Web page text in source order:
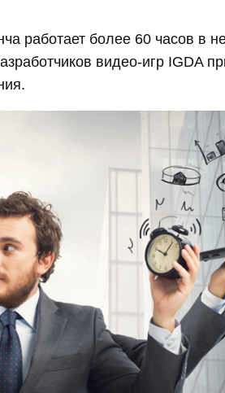
работает более 60 часов в
видео-игр IGDA